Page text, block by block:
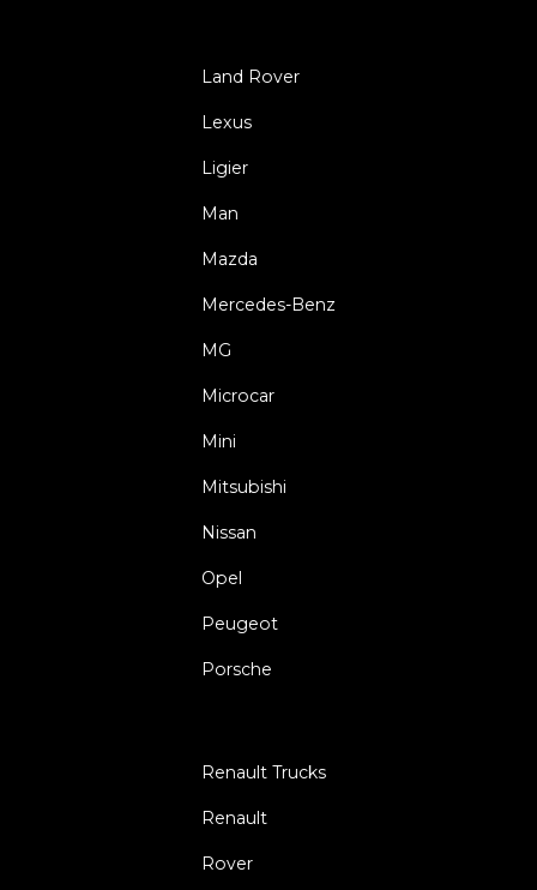
Land Rover
Lexus
Ligier
Man
Mazda
Mercedes-Benz
MG
Microcar
Mini
Mitsubishi
Nissan
Opel
Peugeot
Porsche
Renault Trucks
Renault
Rover